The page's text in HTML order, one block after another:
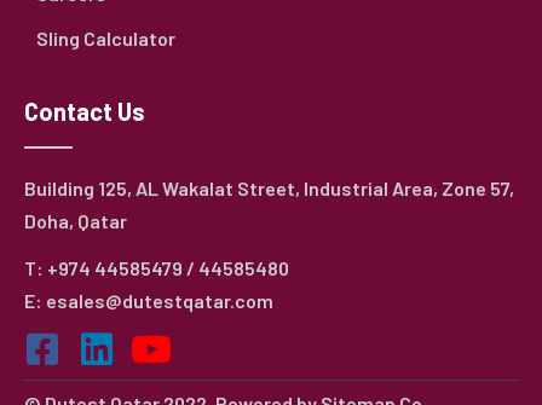
Sling Calculator
Contact Us
Building 125, AL Wakalat Street, Industrial Area, Zone 57,
Doha, Qatar
T: +974 44585479 / 44585480
E: esales@dutestqatar.com